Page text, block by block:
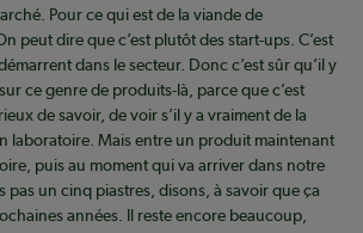
Pour ce qui est de la viande de
peut dire que c’est plutôt des start-ups. C’est
dans le secteur. Donc c’est sûr qu’il y
ce genre de produits-là, parce que c’est
de savoir, de voir s’il y a vraiment de la
laboratoire. Mais entre un produit maintenant
puis au moment qui va arriver dans notre
pas un cinq piastres, disons, à savoir que ça
années. Il reste encore beaucoup,